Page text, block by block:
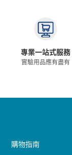
專業一站式服務
實驗用品應有盡有
購物指南